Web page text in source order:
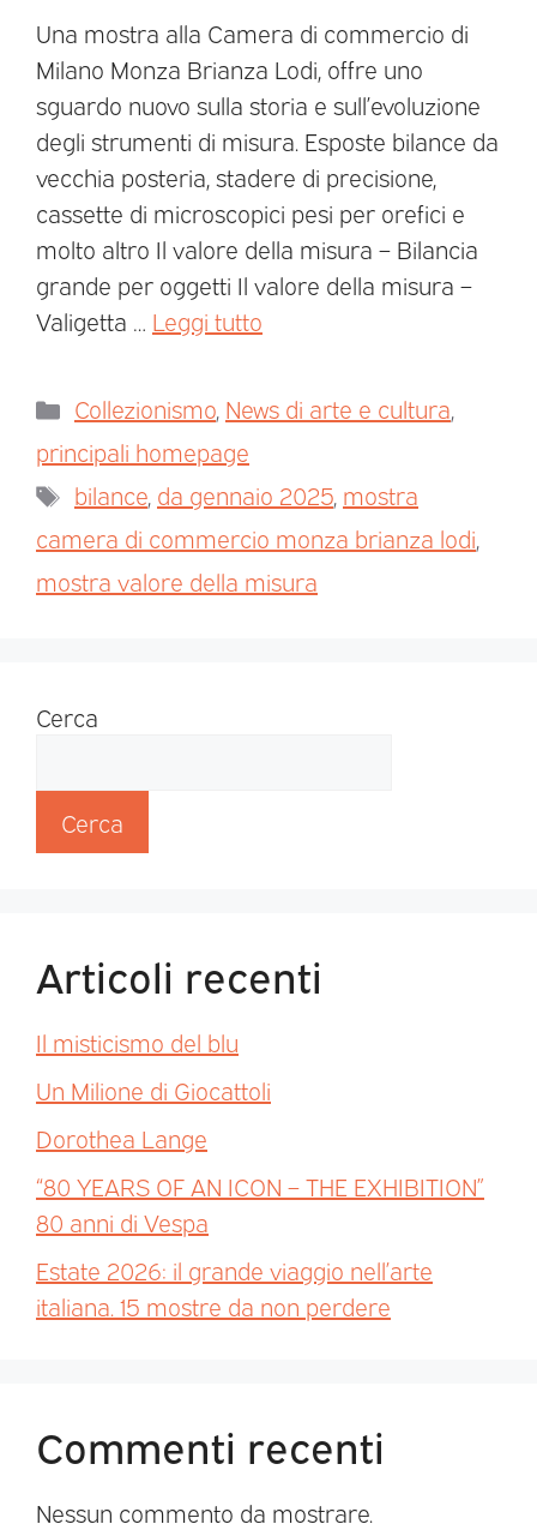
Una mostra alla Camera di commercio di
Milano Monza Brianza Lodi, offre uno
sguardo nuovo sulla storia e sull’evoluzione
degli strumenti di misura. Esposte bilance da
vecchia posteria, stadere di precisione,
cassette di microscopici pesi per orefici e
molto altro Il valore della misura – Bilancia
grande per oggetti Il valore della misura –
Valigetta … Leggi tutto
Collezionismo News di arte e cultura
principali homepage
bilance da gennaio 2025 mostra
camera di commercio monza brianza lodi
mostra valore della misura
Cerca
Cerca
Articoli recenti
Il misticismo del blu
Un Milione di Giocattoli
Dorothea Lange
“80 YEARS OF AN ICON – THE EXHIBITION”
80 anni di Vespa
Estate 2026: il grande viaggio nell’arte
italiana. 15 mostre da non perdere
Commenti recenti
Nessun commento da mostrare.